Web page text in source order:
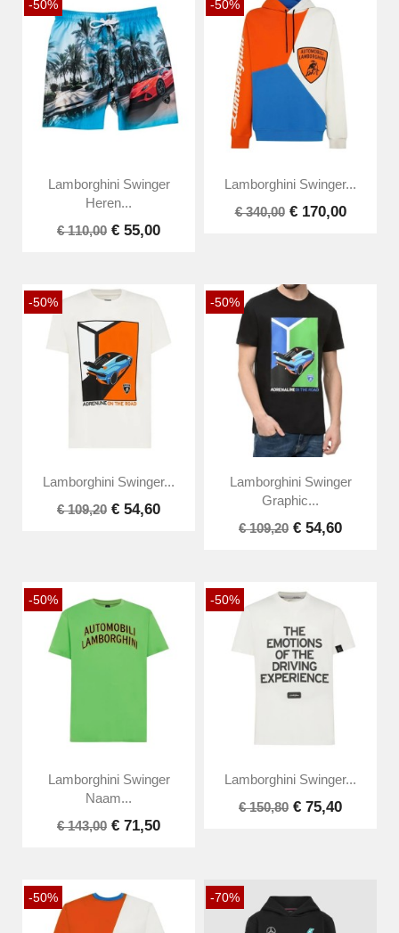
-50%
Lamborghini Swinger
Heren...
€ 110,00 € 55,00
-50%
Lamborghini Swinger...
€ 340,00 € 170,00
-50%
Lamborghini Swinger...
€ 109,20 € 54,60
-50%
Lamborghini Swinger
Graphic...
€ 109,20 € 54,60
-50%
Lamborghini Swinger
Naam...
€ 143,00 € 71,50
-50%
Lamborghini Swinger...
€ 150,80 € 75,40
-50% -70%